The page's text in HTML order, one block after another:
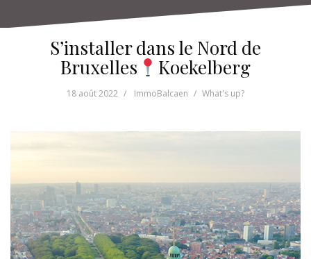
S’installer dans le Nord de
Bruxelles
Koekelberg
18 août 2022 ImmoBalcaen What's up?